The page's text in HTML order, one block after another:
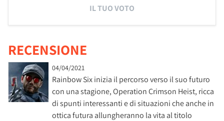
IL TUO VOTO
RECENSIONE
04/04/2021
Rainbow Six inizia il percorso verso il suo futuro
con una stagione, Operation Crimson Heist, ricca
di spunti interessanti e di situazioni che anche in
ottica futura allungheranno la vita al titolo